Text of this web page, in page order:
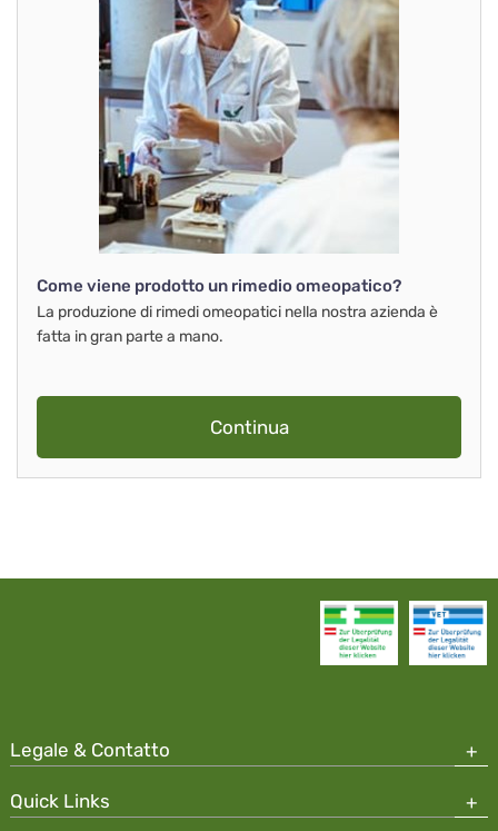
Come viene prodotto un rimedio omeopatico?
La produzione di rimedi omeopatici nella nostra azienda è
fatta in gran parte a mano.
Continua
Legale & Contatto
Quick Links